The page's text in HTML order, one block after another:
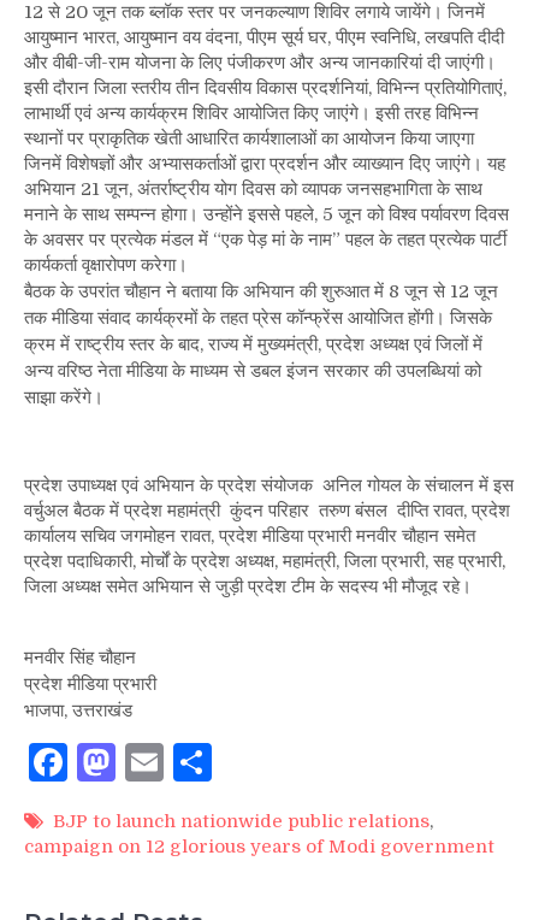
12 से 20 जून तक ब्लॉक स्तर पर जनकल्याण शिविर लगाये जायेंगे। जिनमें
आयुष्मान भारत, आयुष्मान वय वंदना, पीएम सूर्य घर, पीएम स्वनिधि, लखपति दीदी
और वीबी-जी-राम योजना के लिए पंजीकरण और अन्य जानकारियां दी जाएंगी।
इसी दौरान जिला स्तरीय तीन दिवसीय विकास प्रदर्शनियां, विभिन्न प्रतियोगिताएं,
लाभार्थी एवं अन्य कार्यक्रम शिविर आयोजित किए जाएंगे। इसी तरह विभिन्न
स्थानों पर प्राकृतिक खेती आधारित कार्यशालाओं का आयोजन किया जाएगा
जिनमें विशेषज्ञों और अभ्यासकर्ताओं द्वारा प्रदर्शन और व्याख्यान दिए जाएंगे। यह
अभियान 21 जून, अंतर्राष्ट्रीय योग दिवस को व्यापक जनसहभागिता के साथ
मनाने के साथ सम्पन्न होगा। उन्होंने इससे पहले, 5 जून को विश्व पर्यावरण दिवस
के अवसर पर प्रत्येक मंडल में “एक पेड़ मां के नाम” पहल के तहत प्रत्येक पार्टी
कार्यकर्ता वृक्षारोपण करेगा।
बैठक के उपरांत चौहान ने बताया कि अभियान की शुरुआत में 8 जून से 12 जून
तक मीडिया संवाद कार्यक्रमों के तहत प्रेस कॉन्फ्रेंस आयोजित होंगी। जिसके
क्रम में राष्ट्रीय स्तर के बाद, राज्य में मुख्यमंत्री, प्रदेश अध्यक्ष एवं जिलों में
अन्य वरिष्ठ नेता मीडिया के माध्यम से डबल इंजन सरकार की उपलब्धियां को
साझा करेंगे।
प्रदेश उपाध्यक्ष एवं अभियान के प्रदेश संयोजक अनिल गोयल के संचालन में इस
वर्चुअल बैठक में प्रदेश महामंत्री कुंदन परिहार तरुण बंसल दीप्ति रावत, प्रदेश
कार्यालय सचिव जगमोहन रावत, प्रदेश मीडिया प्रभारी मनवीर चौहान समेत
प्रदेश पदाधिकारी, मोर्चों के प्रदेश अध्यक्ष, महामंत्री, जिला प्रभारी, सह प्रभारी,
जिला अध्यक्ष समेत अभियान से जुड़ी प्रदेश टीम के सदस्य भी मौजूद रहे।
मनवीर सिंह चौहान
प्रदेश मीडिया प्रभारी
भाजपा, उत्तराखंड
Facebook
Mastodon
Email
BJP to launch nationwide public relations,
campaign on 12 glorious years of Modi government